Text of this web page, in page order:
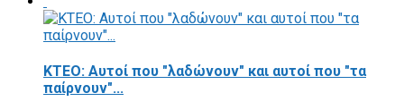
ΚΤΕΟ: Αυτοί που "λαδώνουν" και αυτοί που "τα
παίρνουν"...